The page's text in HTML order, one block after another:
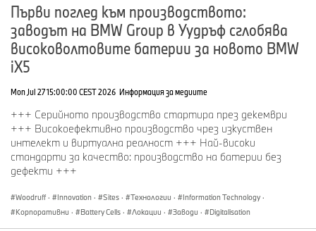
тогавашния баварски министър-председател Франц-
Йозеф Щраус (01/2025)
Първи поглед към производството:
заводът на BMW Group в Уудръф сглобява
високоволтовите батерии за новото BMW
iX5
Mon Jul 27 15:00:00 CEST 2026 Информация за медиите
+++ Серийното производство стартира през декември
+++ Високоефективно производство чрез изкуствен
интелект и виртуална реалност +++ Най-високи
стандарти за качество: производство на батерии без
дефекти +++
Woodruff · Innovation · Sites · Технологии · Information Technology ·
Корпоративни · Battery Cells · Локации · Заводи · Digitalisation